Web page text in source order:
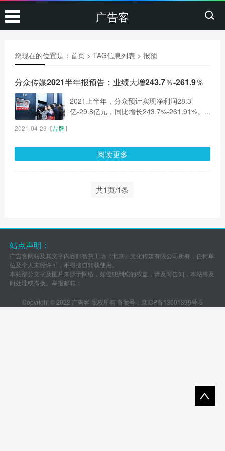
广告客
您现在的位置是： 首页> TAG信息列表 > 报预
分众传媒2021半年报预告：业绩大增243.7％-261.9％
2021上半年，分众预计实现净利润28.3
亿-29.8亿元，同比增长243.7%-261.91%。...
2021-04-23 【品牌】
阅读更多
共1页/1条
站点声明：
广告客网站及其文字内容归智慧工场（北京）文化传媒有限公司所有，任何单
位及个人未经许可，不得擅自转载使用。
本站部分文字及图片来源于网络，如侵犯到您的权益，请及时告知，本站将及
时处理或撤换。举报邮箱：
Copyright © 2022 广告客 版权所有 备案号： 京ICP备13001399号-5